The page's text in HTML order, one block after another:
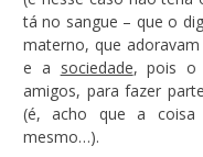
tá no sangue – que o
materno, que
e a sociedade, pois o
amigos, para fazer
(é, acho que a
mesmo…).